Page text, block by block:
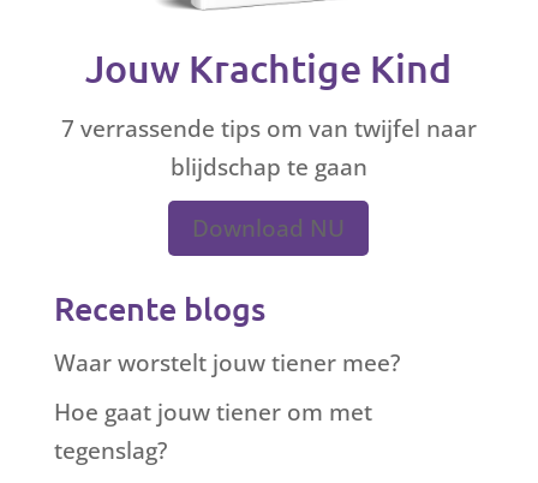
Jouw Krachtige Kind
7 verrassende tips om van twijfel naar
blijdschap te gaan
Download NU
Recente blogs
Waar worstelt jouw tiener mee?
Hoe gaat jouw tiener om met
tegenslag?